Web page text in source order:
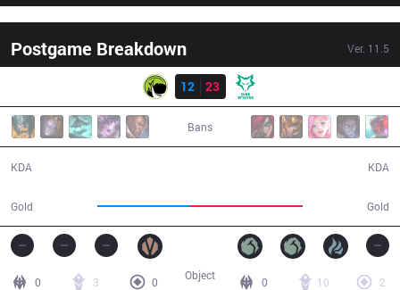
Postgame Breakdown Ver. 11.5
12
23
Bans
KDA
Gold Gold
KDA
0 3
0
0 10
2
Object